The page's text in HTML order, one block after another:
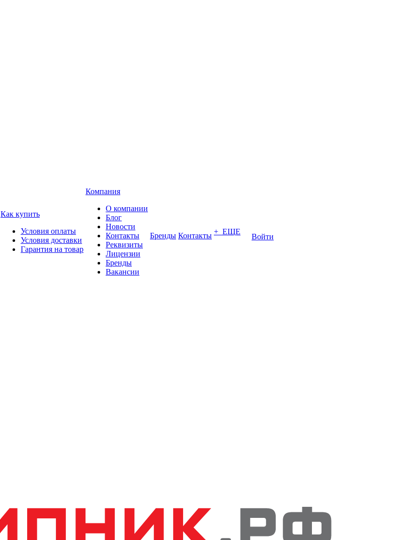
Как купить
Условия оплаты
Условия доставки
Гарантия на товар
Компания
О компании
Блог
Новости
Контакты
Реквизиты
Лицензии
Бренды
Вакансии
Бренды Контакты + ЕЩЕ
Войти